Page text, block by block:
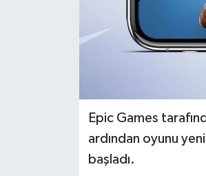
Epic Games
ardından oyunu
başladı.
Foto Galeri